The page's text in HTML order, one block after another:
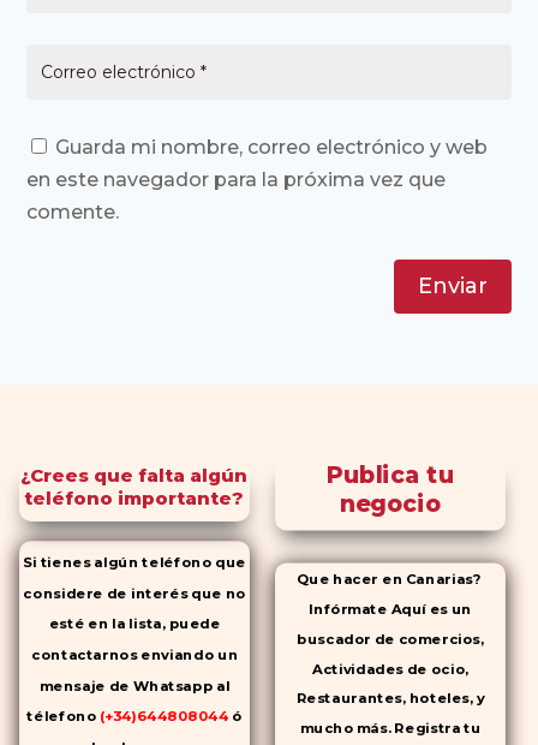
Guarda mi nombre, correo electrónico y web
en este navegador para la próxima vez que
comente.
Enviar
¿Crees que falta algún
teléfono importante?
Si tienes algún teléfono que
considere de interés que no
esté en la lista, puede
contactarnos enviando un
mensaje de Whatsapp al
télefono (+34)644808044 ó
Publica tu
negocio
Que hacer en Canarias?
Infórmate Aquí es un
buscador de comercios,
Actividades de ocio,
Restaurantes, hoteles, y
mucho más. Registra tu